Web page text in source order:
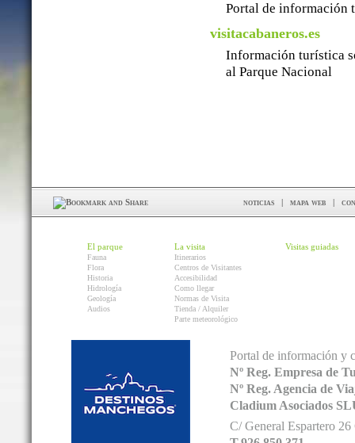
Portal de información
visitacabaneros.es
Información turística
al Parque Nacional
noticias | mapa web |
El parque
Fauna
Flora
Historia
Hidrología
Geología
Audios
La visita
Itinerarios
Centros de Visitantes
Accesibilidad
Como llegar
Normas de Visita
Tienda / Alquiler
Parte meteorológico
Visitas guiadas
Portal de información y
Nº Reg. Empresa de
Nº Reg. Agencia de
Cladium Asociados
C/ General Espartero